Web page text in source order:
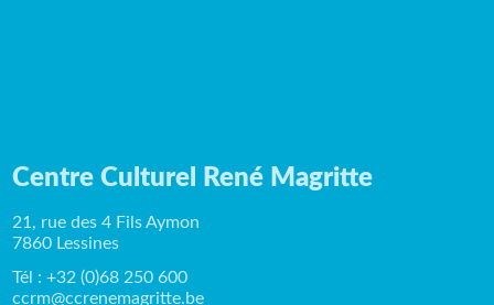
Centre Culturel René Magritte
21, rue des 4 Fils Aymon
7860 Lessines
Tél : +32 (0)68 250 600
ccrm@ccrenemagritte.be